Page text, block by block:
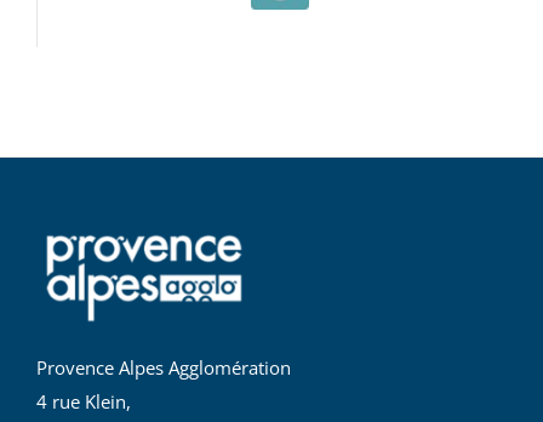
Provence Alpes Agglomération
4 rue Klein,